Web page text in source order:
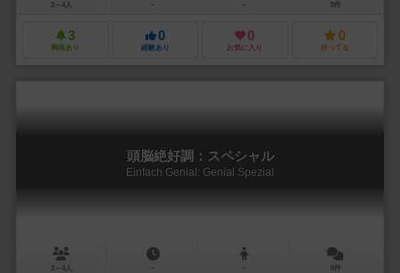
2～4人 － － 0件
3
興味あり
0
経験あり
0
お気に入り
0
持ってる
頭脳絶好調：スペシャル
Einfach Genial: Genial Spezial
2～4人 － － 0件